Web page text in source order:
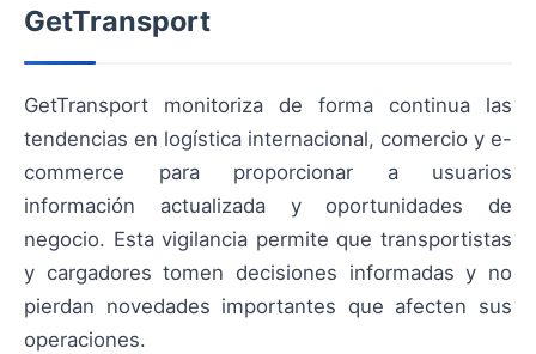
GetTransport
GetTransport monitoriza de forma continua las
tendencias en logística internacional, comercio y e-
commerce para proporcionar a usuarios
información actualizada y oportunidades de
negocio. Esta vigilancia permite que transportistas
y cargadores tomen decisiones informadas y no
pierdan novedades importantes que afecten sus
operaciones.